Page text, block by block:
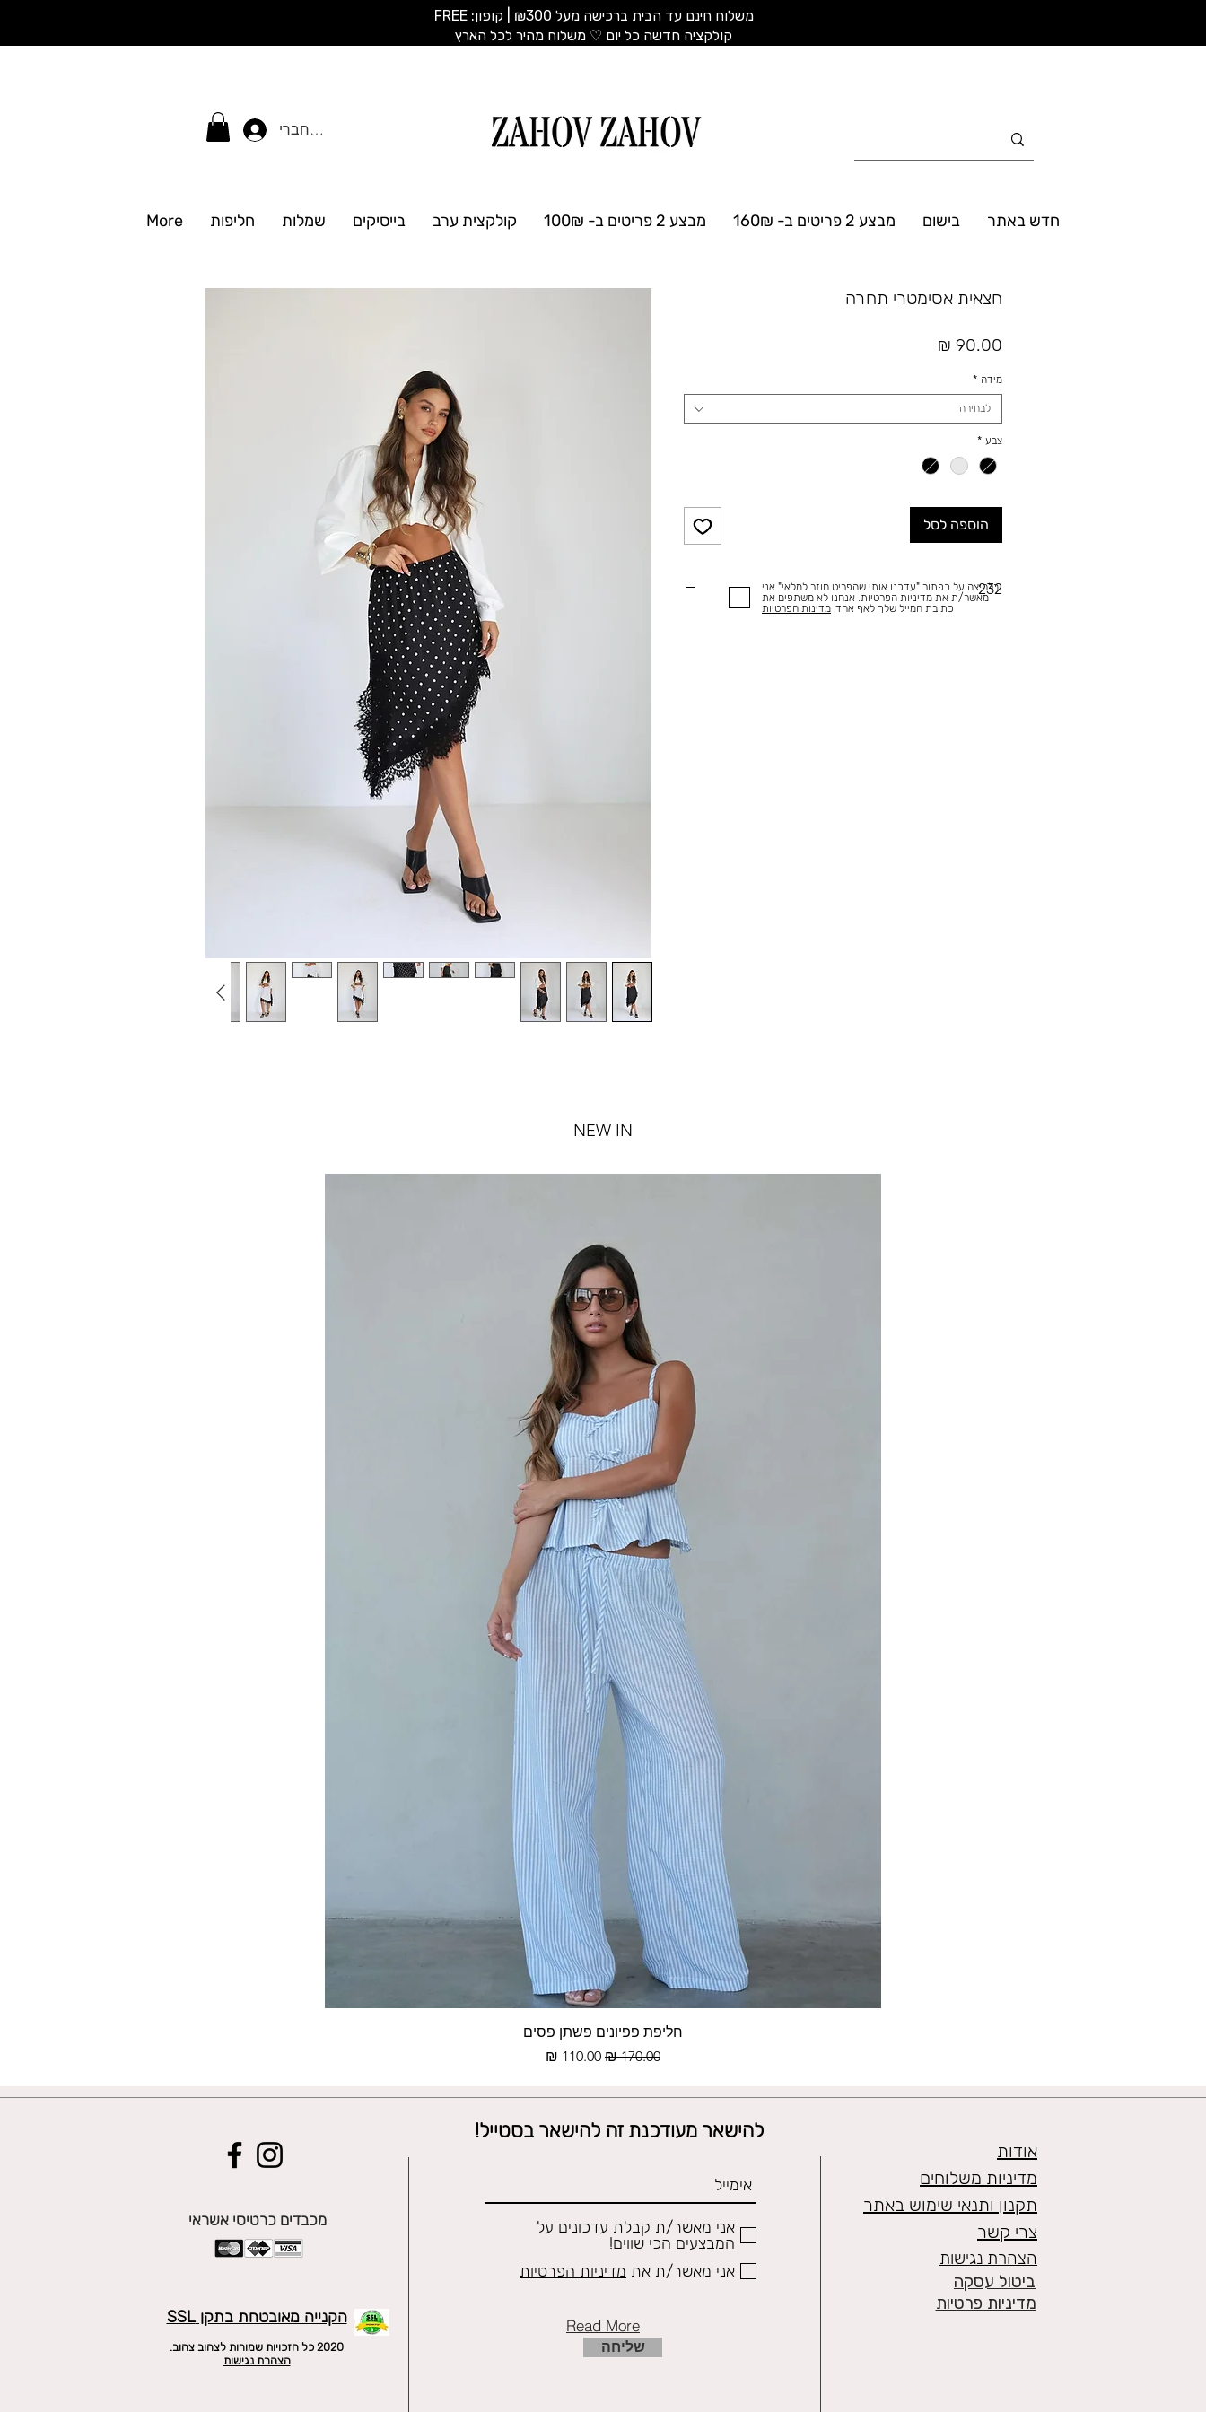
משלוח חינם עד הבית ברכישה מעל ₪300 | קופון: FREE
​קולקציה חדשה כל יום ♡ משלוח מהיר לכל הארץ
התחברי
חדש באתר בישום מבצע 2 פריטים ב- 160₪ מבצע 2 פריטים ב- 100₪ קולקצית ערב בייסיקים שמלות חליפות More
חצאית אסימטרי תחרה
מידה *
לבחירה
צבע *
הוספה לסל
232
בלחיצה על כפתור "עדכנו אותי שהפריט חוזר למלאי" אני
מאשר/ת את מדיניות הפרטיות. אנחנו לא משתפים את
כתובת המייל שלך לאף אחד. מדינות הפרטיות
NEW IN
תצוגה מהירה
חליפת פפיונים פשתן פסים
מחיר רגיל מחיר מבצע
מכבדים כרטיסי אשראי
הקנייה מאובטחת בתקן SSL
2020 כל הזכויות שמורות לצהוב צהוב.
הצהרת נגישות
להישאר מעודכנת זה להישאר בסטייל!
אני מאשר/ת קבלת עדכונים על
המבצעים הכי שווים!
אני מאשר/ת את מדיניות הפרטיות
שליחה
אודות
מדיניות משלוחים
תקנון ותנאי שימוש באתר
צרי קשר
הצהרת נגישות
מדיניות פרטיות
ביטול עסקה
Read More